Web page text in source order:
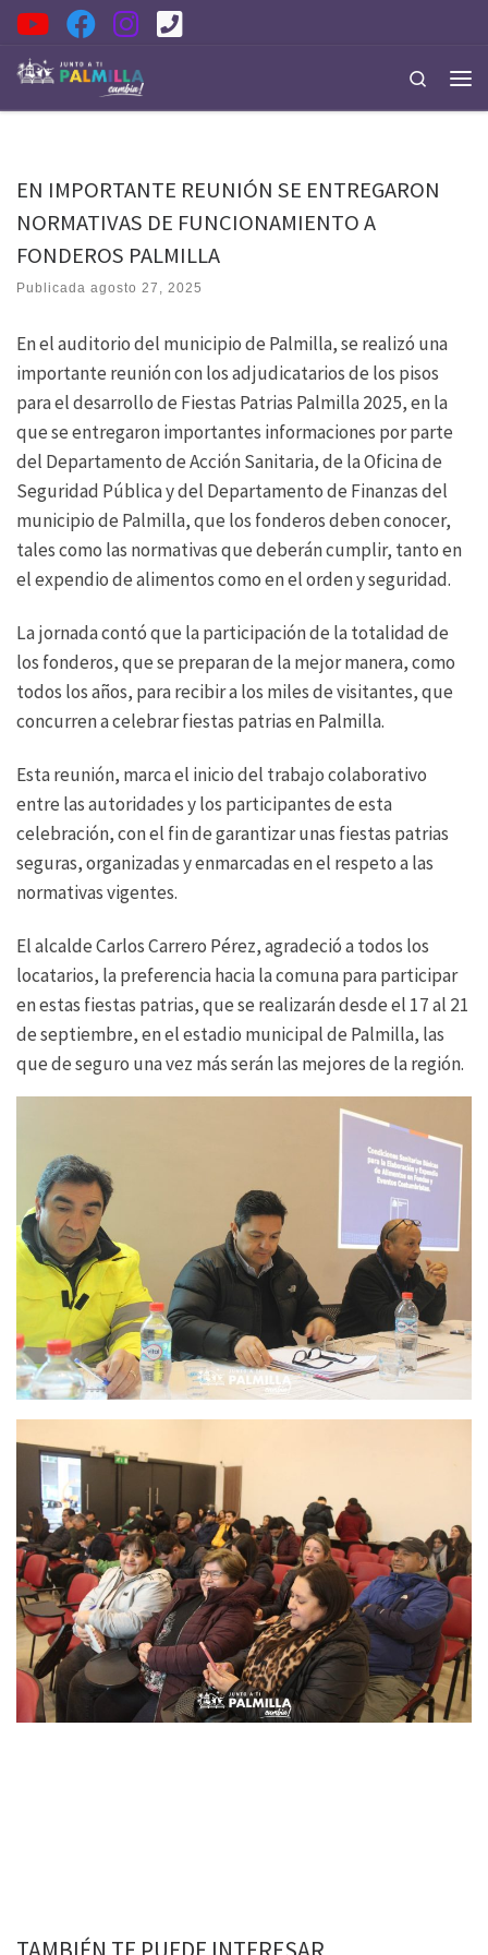
Saltar al contenido
Search
EN IMPORTANTE REUNIÓN SE ENTREGARON
NORMATIVAS DE FUNCIONAMIENTO A
FONDEROS PALMILLA
Publicada agosto 27, 2025
En el auditorio del municipio de Palmilla, se realizó una
importante reunión con los adjudicatarios de los pisos
para el desarrollo de Fiestas Patrias Palmilla 2025, en la
que se entregaron importantes informaciones por parte
del Departamento de Acción Sanitaria, de la Oficina de
Seguridad Pública y del Departamento de Finanzas del
municipio de Palmilla, que los fonderos deben conocer,
tales como las normativas que deberán cumplir, tanto en
el expendio de alimentos como en el orden y seguridad.
La jornada contó que la participación de la totalidad de
los fonderos, que se preparan de la mejor manera, como
todos los años, para recibir a los miles de visitantes, que
concurren a celebrar fiestas patrias en Palmilla.
Esta reunión, marca el inicio del trabajo colaborativo
entre las autoridades y los participantes de esta
celebración, con el fin de garantizar unas fiestas patrias
seguras, organizadas y enmarcadas en el respeto a las
normativas vigentes.
El alcalde Carlos Carrero Pérez, agradeció a todos los
locatarios, la preferencia hacia la comuna para participar
en estas fiestas patrias, que se realizarán desde el 17 al 21
de septiembre, en el estadio municipal de Palmilla, las
que de seguro una vez más serán las mejores de la región.